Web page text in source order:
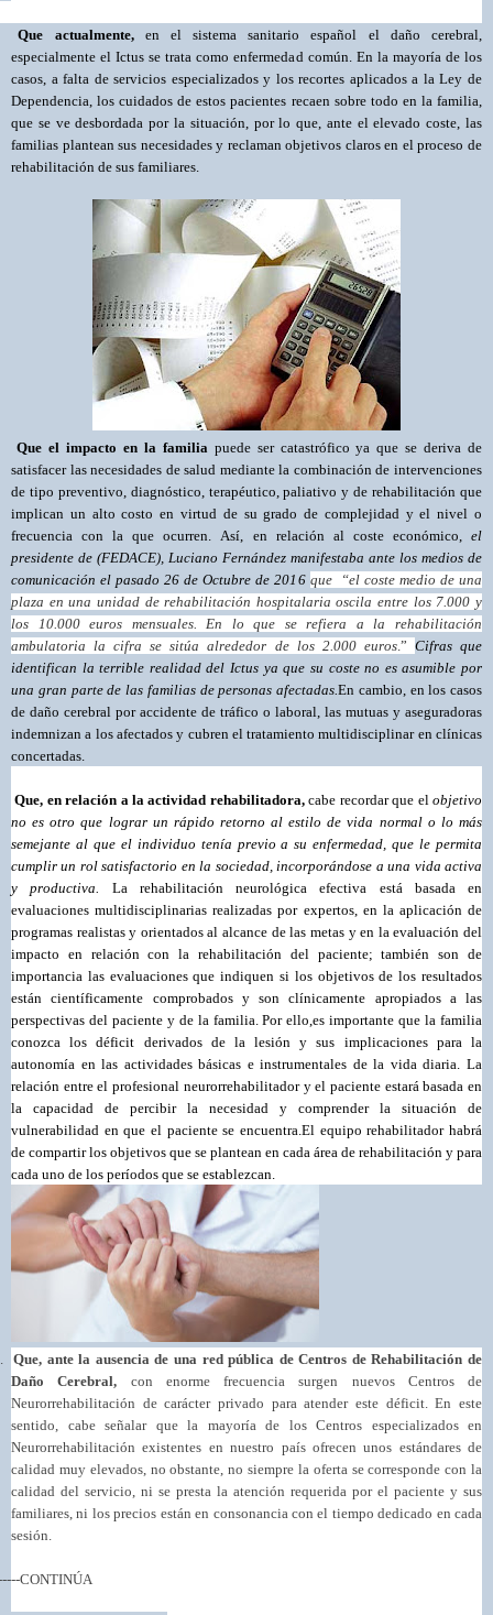
Que actualmente, en el sistema sanitario español el daño cerebral,
especialmente el Ictus se trata como enfermedad común. En la mayoría de los
casos, a falta de servicios especializados y los recortes aplicados a la Ley de
Dependencia, los cuidados de estos pacientes recaen sobre todo en la familia,
que se ve desbordada por la situación, por lo que, ante el elevado coste, las
familias plantean sus necesidades y reclaman objetivos claros en el proceso de
rehabilitación de sus familiares.
Que el impacto en la familia puede ser catastrófico ya que se deriva de
satisfacer las necesidades de salud mediante la combinación de intervenciones
de tipo preventivo, diagnóstico, terapéutico, paliativo y de rehabilitación que
implican un alto costo en virtud de su grado de complejidad y el nivel o
frecuencia con la que ocurren. Así, en relación al coste económico,el
presidente de (FEDACE), Luciano Fernández manifestaba ante los medios de
comunicación el pasado 26 de Octubre de 2016 que “el coste medio de una
plaza en una unidad de rehabilitación hospitalaria oscila entre los 7.000 y
los 10.000 euros mensuales. En lo que se refiera a la rehabilitación
ambulatoria la cifra se sitúa alrededor de los 2.000 euros.” Cifras que
identifican la terrible realidad del Ictus ya que su coste no es asumible por
una gran parte de las familias de personas afectadas. En cambio, en los casos
de daño cerebral por accidente de tráfico o laboral, las mutuas y aseguradoras
indemnizan a los afectados y cubren el tratamiento multidisciplinar en clínicas
concertadas.
Que, en relación a la actividad rehabilitadora,cabe recordar que el objetivo
no es otro que lograr un rápido retorno al estilo de vida normal o lo más
semejante al que el individuo tenía previo a su enfermedad, que le permita
cumplir un rol satisfactorio en la sociedad, incorporándose a una vida activa
y productiva. La rehabilitación neurológica efectiva está basada en
evaluaciones multidisciplinarias realizadas por expertos, en la aplicación de
programas realistas y orientados al alcance de las metas y en la evaluación del
impacto en relación con la rehabilitación del paciente; también son de
importancia las evaluaciones que indiquen si los objetivos de los resultados
están científicamente comprobados y son clínicamente apropiados a las
perspectivas del paciente y de la familia.Por ello,es importante que la familia
conozca los déficit derivados de la lesión y sus implicaciones para la
autonomía en las actividades básicas e instrumentales de la vida diaria. La
relación entre el profesional neurorrehabilitador y el paciente estará basada en
la capacidad de percibir la necesidad y comprender la situación de
vulnerabilidad en que el paciente se encuentra. El equipo rehabilitador habrá
de compartir los objetivos que se plantean en cada área de rehabilitación y para
cada uno de los períodos que se establezcan.
Que, ante la ausencia de una red pública de Centros de Rehabilitación de
Daño Cerebral, con enorme frecuencia surgen nuevos Centros de
Neurorrehabilitación de carácter privado para atender este déficit. En este
sentido, cabe señalar que la mayoría de los Centros especializados en
Neurorrehabilitación existentes en nuestro país ofrecen unos estándares de
calidad muy elevados, no obstante, no siempre la oferta se corresponde con la
calidad del servicio, ni se presta la atención requerida por el paciente y sus
familiares, ni los precios están en consonancia con el tiempo dedicado en cada
sesión.
CONTINÚA